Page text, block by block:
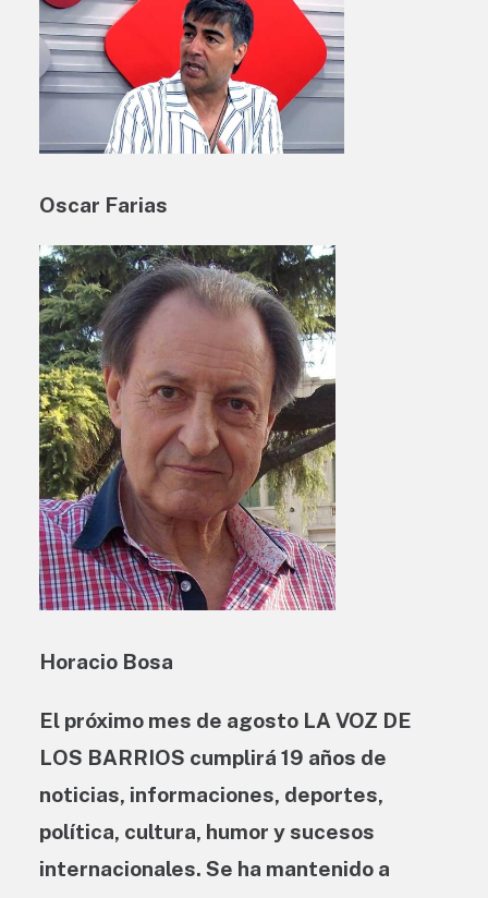
Oscar Farias
Horacio Bosa
El próximo mes de agosto LA VOZ DE
LOS BARRIOS cumplirá 19 años de
noticias, informaciones, deportes,
política, cultura, humor y sucesos
internacionales. Se ha mantenido a